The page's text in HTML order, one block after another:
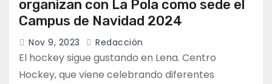
organizan con La Pola como sede el
Campus de Navidad 2024
Nov 9, 2023 Redacción
El hockey sigue gustando en Lena. Centro
Hockey, que viene celebrando diferentes